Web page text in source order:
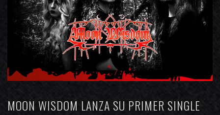
MOON WISDOM LANZA SU PRIMER SINGLE